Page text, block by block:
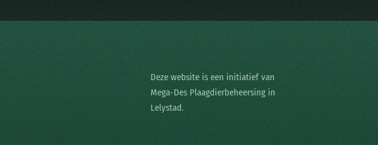
Deze website is een initiatief van
Mega-Des Plaagdierbeheersing in
Lelystad.